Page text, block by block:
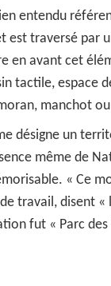
entendu
est traversé
en avant cet
tactile, espace
manchot
désigne un
même de
« Ce
travail, disent «
fut « Parc